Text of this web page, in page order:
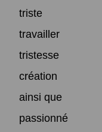
triste
travailler
tristesse
création
ainsi que
passionné